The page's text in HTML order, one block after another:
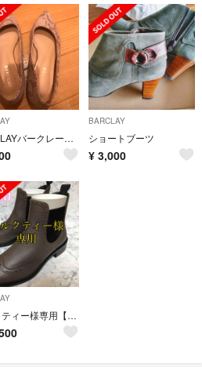
BARCLAYバークレー パンプス ピンクベージュ
BARCLAY
ショートブーツ
¥ 3,000
ミルクティー様専用【BARCLAY】本革サイドゴアショートブーツ